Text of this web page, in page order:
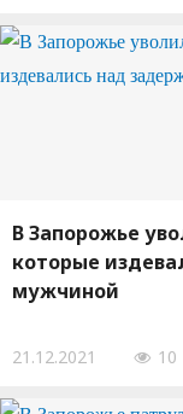
В Запорожье
которые
мужчиной
21.12.2021 10